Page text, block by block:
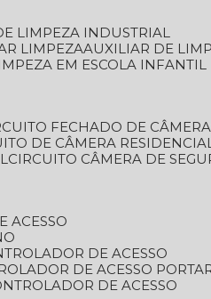
LIMPEZA INDUSTRIAL
LIMPEZA
AUXILIAR DE
EM ESCOLA INFANTIL
FECHADO DE
DE CÂMERA
CIRCUITO CÂMERA DE
ACESSO
DE ACESSO
DE ACESSO
DE ACESSO